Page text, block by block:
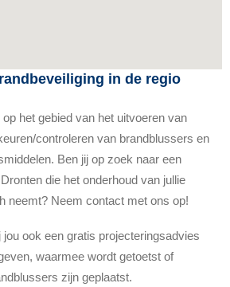
in de regio
het gebied van het uitvoeren van
controleren van brandblussers en
Ben jij op zoek naar een
die het onderhoud van jullie
neemt? Neem contact met ons op!
ook een gratis projecteringsadvies
waarmee wordt getoetst of
zijn geplaatst.